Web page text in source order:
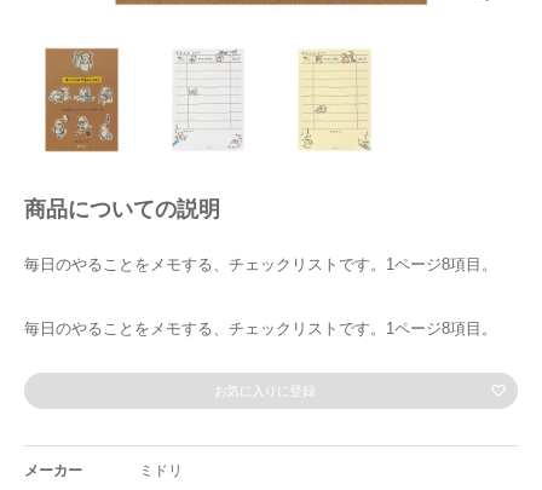
商品についての説明
毎日のやることをメモする、チェックリストです。1ページ8項目。
毎日のやることをメモする、チェックリストです。1ページ8項目。
お気に入りに登録
メーカー ミドリ